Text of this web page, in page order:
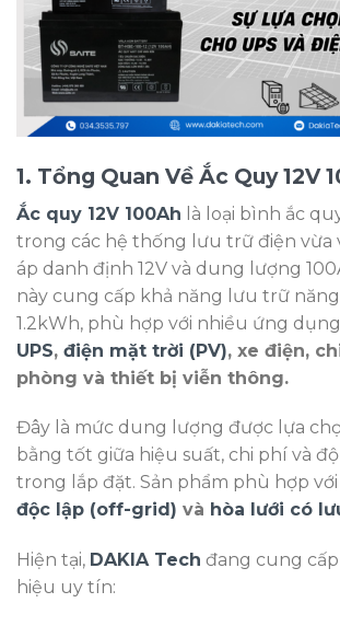
1. Tổng Quan Về Ắc Quy 12V
Ắc quy 12V 100Ah là loại bình ắc
trong các hệ thống lưu trữ điện vừa
áp danh định 12V và dung lượng
này cung cấp khả năng lưu trữ
1.2kWh, phù hợp với nhiều ứng
UPS, điện mặt trời (PV), xe điện,
phòng và thiết bị viễn thông.
Đây là mức dung lượng được lựa
bằng tốt giữa hiệu suất, chi phí và
trong lắp đặt. Sản phẩm phù hợp với
độc lập (off-grid) và hòa lưới có
Hiện tại, DAKIA Tech đang cung
hiệu uy tín: